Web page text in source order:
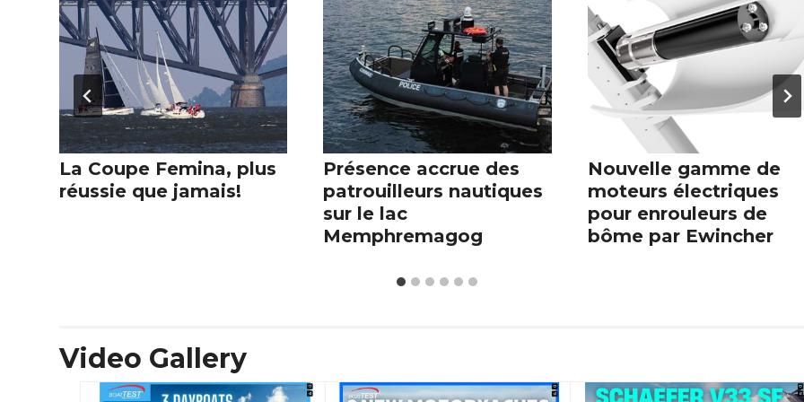
La Coupe Femina, plus
réussie que jamais!
Présence accrue des
patrouilleurs nautiques
sur le lac
Memphremagog
Nouvelle gamme de
moteurs électriques
pour enrouleurs de
bôme par Ewincher
Video Gallery